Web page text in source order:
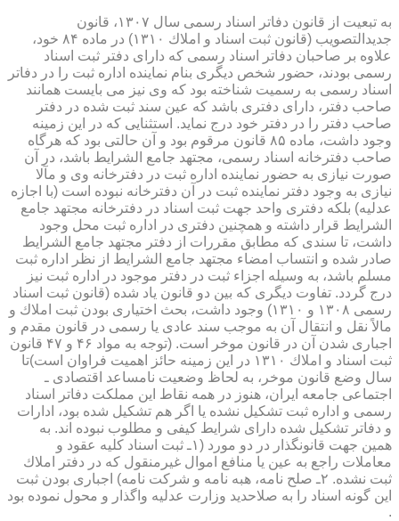
به تبعیت از قانون دفاتر اسناد رسمی سال ۱۳۰۷، قانون
جدیدالتصویب (قانون ثبت اسناد و املاك ۱۳۱۰) در ماده ۸۴ خود،
علاوه بر صاحبان دفاتر اسناد رسمی كه دارای دفتر ثبت اسناد
رسمی بودند، حضور شخص دیگری بنام نماینده اداره ثبت را در دفاتر
اسناد رسمی به رسمیت شناخته بود كه وی نیز می بایست همانند
صاحب دفتر، دارای دفتری باشد كه عین سند ثبت شده در دفتر
صاحب دفتر را در دفتر خود درج نماید. استثنایی كه در این زمینه
وجود داشت، ماده ۸۵ قانون مرقوم بود و آن حالتی بود كه هرگاه
صاحب دفترخانه اسناد رسمی، مجتهد جامع الشرایط باشد، در آن
صورت نیازی به حضور نماینده اداره ثبت در دفترخانه وی و مآلا
نیازی به وجود دفتر نماینده ثبت در آن دفترخانه نبوده است (با اجازه
عدلیه) بلكه دفتری واحد جهت ثبت اسناد در دفترخانه مجتهد جامع
الشرایط قرار داشته و همچنین دفتری در اداره ثبت محل وجود
داشت، تا سندی كه مطابق مقررات از دفتر مجتهد جامع الشرایط
صادر شده و انتساب امضاء مجتهد جامع الشرایط از نظر اداره ثبت
مسلم باشد، به وسیله اجزاء ثبت در دفتر موجود در اداره ثبت نیز
درج گردد. تفاوت دیگری كه بین دو قانون یاد شده (قانون ثبت اسناد
رسمی ۱۳۰۸ و ۱۳۱۰) وجود داشت، بحث اختیاری بودن ثبت املاك و
مالاً نقل و انتقال آن به موجب سند عادی یا رسمی در قانون مقدم و
اجباری شدن آن در قانون موخر است. (توجه به مواد ۴۶ و ۴۷ قانون
ثبت اسناد و املاك ۱۳۱۰ در این زمینه حائز اهمیت فراوان است)تا
سال وضع قانون موخر، به لحاظ وضعیت نامساعد اقتصادی ـ
اجتماعی جامعه ایران، هنوز در همه نقاط این مملكت دفاتر اسناد
رسمی و اداره ثبت تشكیل نشده یا اگر هم تشكیل شده بود، ادارات
و دفاتر تشكیل شده دارای شرایط كیفی و مطلوب نبوده اند. به
همین جهت قانونگذار در دو مورد (۱ـ ثبت اسناد كلیه عقود و
معاملات راجع به عین یا منافع اموال غیرمنقول كه در دفتر املاك
ثبت نشده. ۲ـ صلح نامه، هبه نامه و شركت نامه) اجباری بودن ثبت
این گونه اسناد را به صلاحدید وزارت عدلیه واگذار و محول نموده بود
.